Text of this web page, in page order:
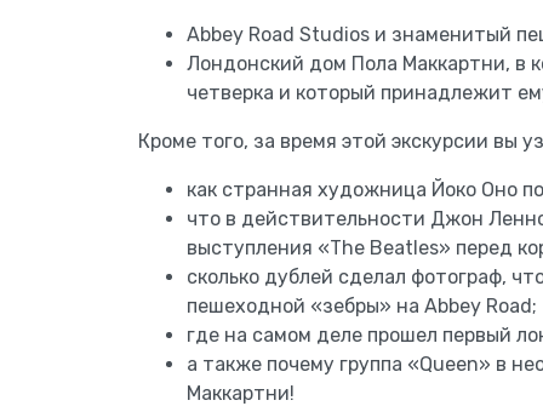
Abbey Road Studios и знаменитый
Лондонский дом Пола Маккартни, в
четверка и который принадлежит
Кроме того, за время этой экскурсии вы
как странная художница Йоко Оно
что в действительности Джон
выступления «The Beatles» перед
сколько дублей сделал фотограф,
пешеходной «зебры» на Abbey Road;
где на самом деле прошел первый
а также почему группа «Queen» в
Маккартни!